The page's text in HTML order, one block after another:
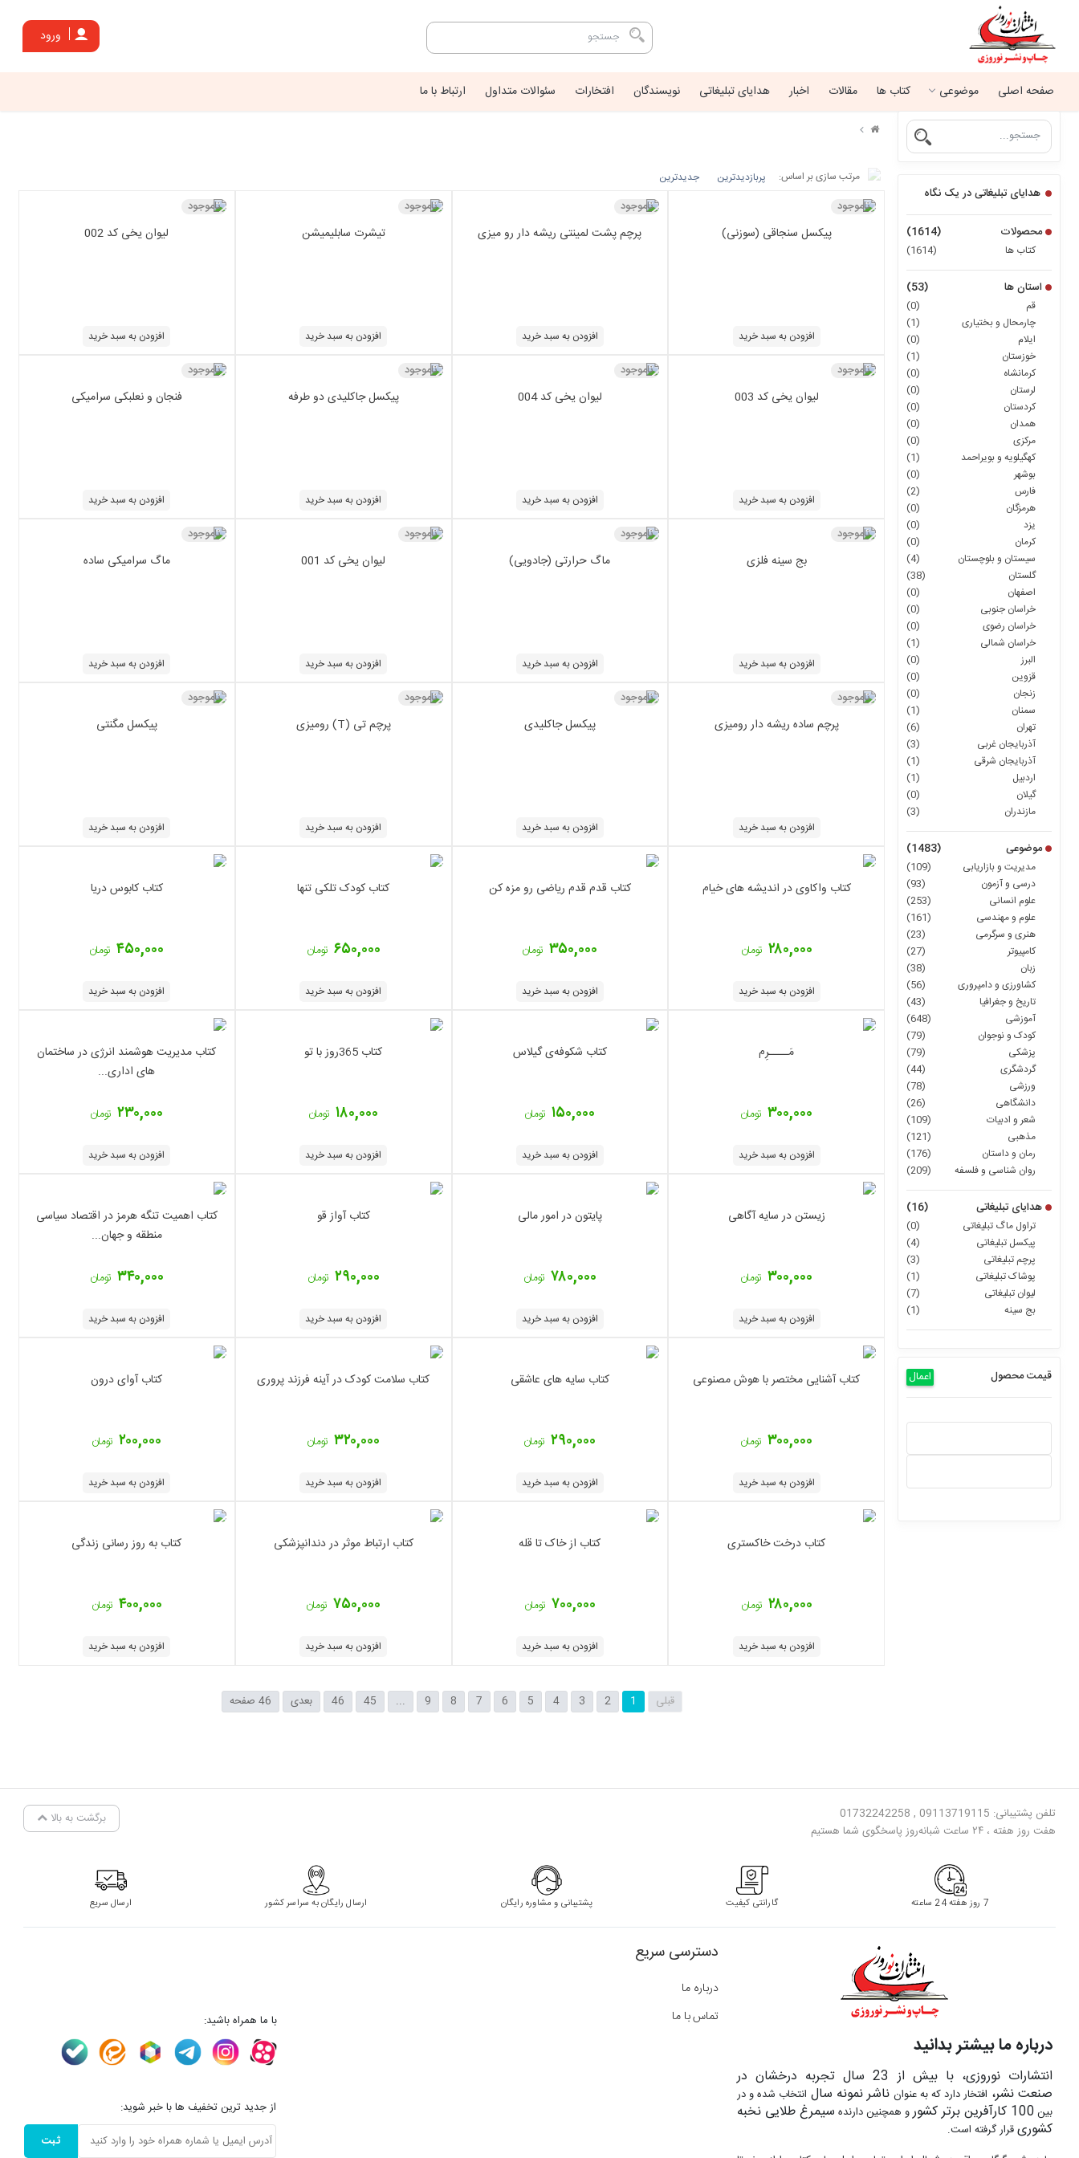
ورود
صفحه اصلی موضوعی کتاب ها مقالات اخبار هدایای تبلیغاتی نویسندگان افتخارات سئوالات متداول ارتباط با ما
هدایای تبلیغاتی در یک نگاه
محصولات (1614)
کتاب ها (1614)
استان ها (53)
قم
(0)
چارمحال و بختیاری
(1)
ایلام
(0)
خوزستان
(1)
کرمانشاه
(0)
لرستان
(0)
کردستان
(0)
همدان
(0)
مرکزی
(0)
کهگیلویه و بویراحمد
(1)
بوشهر
(0)
فارس
(2)
هرمزگان
(0)
یزد
(0)
کرمان
(0)
سیستان و بلوچستان
(4)
گلستان
(38)
اصفهان
(0)
خراسان جنوبی
(0)
خراسان رضوی
(0)
خراسان شمالی
(1)
البرز
(0)
قزوین
(0)
زنجان
(0)
سمنان
(1)
تهران
(6)
آذربایجان غربی
(3)
آذربایجان شرقی
(1)
اردبیل
(1)
گیلان
(0)
مازندران
(3)
موضوعی (1483)
مدیریت و بازاریابی
(109)
درسی و آزمون
(93)
علوم انسانی
(253)
علوم و مهندسی
(161)
هنری و سرگرمی
(23)
کامپیوتر
(27)
زبان
(38)
کشاورزی و دامپروری
(56)
تاریخ و جغرافیا
(43)
آموزشی
(648)
کودک و نوجوان
(79)
پزشکی
(79)
گردشگری
(44)
ورزشی
(78)
دانشگاهی
(26)
شعر و ادبیات
(109)
مذهبی
(121)
رمان و داستان
(176)
روان شناسی و فلسفه
(209)
هدایای تبلیغاتی (16)
تراول ماگ تبلیغاتی
(0)
پیکسل تبلیغاتی
(4)
پرچم تبلیغاتی
(3)
پوشاک تبلیغاتی
(1)
لیوان تبلیغاتی
(7)
بج سینه
(1)
قیمت محصول اعمال
مرتب سازی بر اساس: پربازدیدترین جدیدترین
پیکسل سنجاقی (سوزنی)
ناموجود
افزودن به سبد خرید
پرچم پشت لمینتی ریشه دار رو میزی
ناموجود
افزودن به سبد خرید
تیشرت سابلیمیشن
ناموجود
افزودن به سبد خرید
لیوان یخی کد 002
ناموجود
افزودن به سبد خرید
لیوان یخی کد 003
ناموجود
افزودن به سبد خرید
لیوان یخی کد 004
ناموجود
افزودن به سبد خرید
پیکسل جاکلیدی دو طرفه
ناموجود
افزودن به سبد خرید
فنجان و نعلبکی سرامیکی
ناموجود
افزودن به سبد خرید
بج سینه فلزی
ناموجود
افزودن به سبد خرید
ماگ حرارتی (جادویی)
ناموجود
افزودن به سبد خرید
لیوان یخی کد 001
ناموجود
افزودن به سبد خرید
ماگ سرامیکی ساده
ناموجود
افزودن به سبد خرید
پرچم ساده ریشه دار رومیزی
ناموجود
افزودن به سبد خرید
پیکسل جاکلیدی
ناموجود
افزودن به سبد خرید
پرچم تی (T) رومیزی
ناموجود
افزودن به سبد خرید
پیکسل مگنتی
ناموجود
افزودن به سبد خرید
کتاب واکاوی در اندیشه های خیام
۲۸۰,۰۰۰ تومان
افزودن به سبد خرید
کتاب قدم قدم ریاضی رو مزه کن
۳۵۰,۰۰۰تومان
افزودن به سبد خرید
کتاب کودک تلکی تنها
۶۵۰,۰۰۰ تومان
افزودن به سبد خرید
کتاب کابوس دریا
۴۵۰,۰۰۰تومان
افزودن به سبد خرید
مَــــرِم
۳۰۰,۰۰۰تومان
افزودن به سبد خرید
کتاب شکوفه‌ی گیلاس
۱۵۰,۰۰۰ تومان
افزودن به سبد خرید
کتاب 365روز با تو
۱۸۰,۰۰۰ تومان
افزودن به سبد خرید
کتاب مدیریت هوشمند انرژی در ساختمان
های اداری...
۲۳۰,۰۰۰تومان
افزودن به سبد خرید
زیستن در سایه آگاهی
۳۰۰,۰۰۰تومان
افزودن به سبد خرید
پایتون در امور مالی
۷۸۰,۰۰۰ تومان
افزودن به سبد خرید
کتاب آواز قو
۲۹۰,۰۰۰ تومان
افزودن به سبد خرید
‏‫کتاب اهمیت تنگه هرمز در اقتصاد سیاسی
منطقه و جهان...
۳۴۰,۰۰۰ تومان
افزودن به سبد خرید
کتاب آشنایی مختصر با هوش مصنوعی
۳۰۰,۰۰۰تومان
افزودن به سبد خرید
کتاب سایه های عاشقی
۲۹۰,۰۰۰تومان
افزودن به سبد خرید
کتاب سلامت کودک در آینه فرزند پروری
۳۲۰,۰۰۰تومان
افزودن به سبد خرید
کتاب آوای درون
۲۰۰,۰۰۰تومان
افزودن به سبد خرید
کتاب درخت خاکستری
۲۸۰,۰۰۰ تومان
افزودن به سبد خرید
کتاب از خاک تا قله
۷۰۰,۰۰۰ تومان
افزودن به سبد خرید
کتاب ارتباط موثر در دندانپزشکی
۷۵۰,۰۰۰تومان
افزودن به سبد خرید
کتاب به روز رسانی زندگی
۴۰۰,۰۰۰ تومان
افزودن به سبد خرید
قبلی 1
2
3
4
5
6
7
8
9
...
45
46 بعدی 46 صفحه
تلفن پشتیبانی: 09113719115 , 01732242258
هفت روز هفته ، ۲۴ ساعت شبانه‌روز پاسخگوی شما هستیم
برگشت به بالا
7 روز هفته 24 ساعته گارانتی کیفیت پشتیبانی و مشاوره رایگان ارسال رایگان به سراسر کشور ارسال سریع
درباره ما بیشتر بدانید
انتشارات نوروزی، با بیش از 23 سال تجربه درخشان در
صنعت نشر، افتخار دارد که به عنوان ناشر نمونه سال انتخاب شده و در
بین100 کارآفرین برتر کشور و همچنین دارنده سیمرغ طلایی نخبه
کشوریقرار گرفته است.
دسترسی سریع
درباره ما
تماس با ما
با ما همراه باشید:
از جدید ترین تخفیف ها با خبر شوید:
ثبت